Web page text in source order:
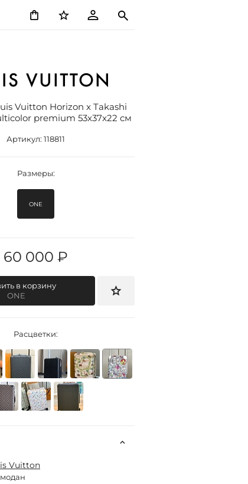
Vuitton Horizon x Takashi
premium 53x37x22 см
Артикул: 118811
Размеры:
ONE
60 000 ₽
в корзину
ONE
Расцветки:
Vuitton